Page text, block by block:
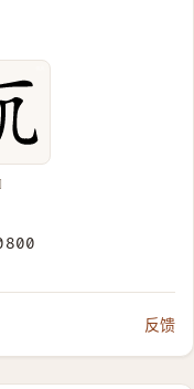
反馈